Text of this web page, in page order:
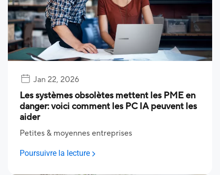
Jan 22, 2026
Les systèmes obsolètes mettent les PME en
danger: voici comment les PC IA peuvent les
aider
Petites & moyennes entreprises
Poursuivre la lecture